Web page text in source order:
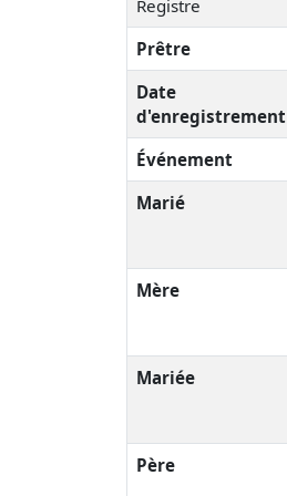
Registre
Prêtre
Date
d'enregistrement
Événement
Marié
Mère
Mariée
Père